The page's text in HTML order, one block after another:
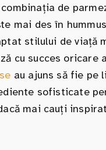
de
mai des în
stilului de viață
cu succes
au ajuns să fie pe
sofisticate
mai cauți